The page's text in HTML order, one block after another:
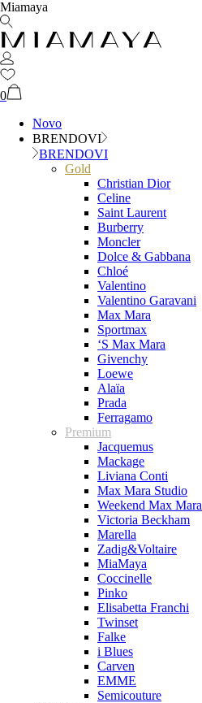
Miamaya
0
Novo
BRENDOVI
BRENDOVI
Gold
Christian Dior
Celine
Saint Laurent
Burberry
Moncler
Dolce & Gabbana
Chloé
Valentino
Valentino Garavani
Max Mara
Sportmax
‘S Max Mara
Givenchy
Loewe
Alaïa
Prada
Ferragamo
Premium
Jacquemus
Mackage
Liviana Conti
Max Mara Studio
Weekend Max Mara
Victoria Beckham
Marella
Zadig&Voltaire
MiaMaya
Coccinelle
Pinko
Elisabetta Franchi
Twinset
Falke
i Blues
Carven
EMME
Semicouture